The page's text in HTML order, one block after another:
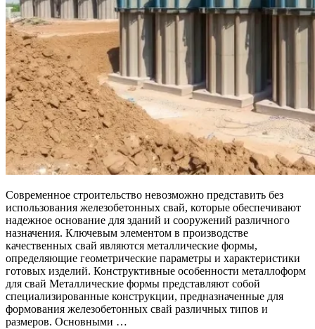
Современное строительство невозможно представить без
использования железобетонных свай, которые обеспечивают
надежное основание для зданий и сооружений различного
назначения. Ключевым элементом в производстве
качественных свай являются металлические формы,
определяющие геометрические параметры и характеристики
готовых изделий. Конструктивные особенности металлоформ
для свай Металлические формы представляют собой
специализированные конструкции, предназначенные для
формования железобетонных свай различных типов и
размеров. Основными …